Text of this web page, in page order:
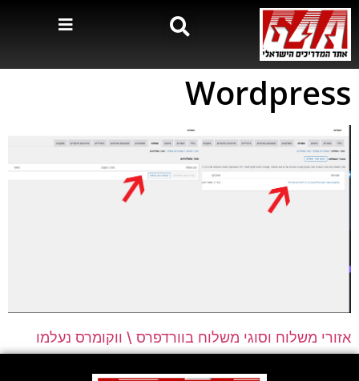
Wordpress
אזורי משלוח וסוגי משלוח בוורדפרס \ ווקומרס נעלמו